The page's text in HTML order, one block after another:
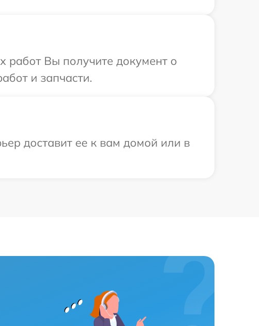
работ Вы получите документ о
и запчасти.
доставит ее к вам домой или в